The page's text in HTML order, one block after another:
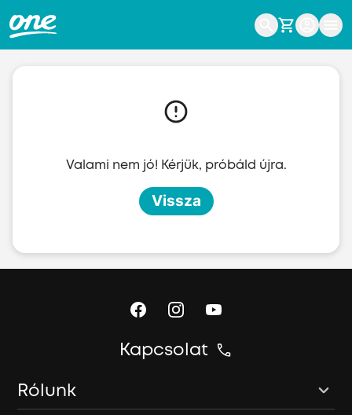
Valami nem jó! Kérjük, próbáld újra.
Vissza
Kapcsolat
Rólunk